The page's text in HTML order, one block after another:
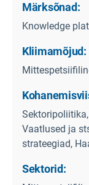
Märksõnad:
Knowledge
Kliimamõjud:
Vaatlused ja
strateegiad,
Sektorid: